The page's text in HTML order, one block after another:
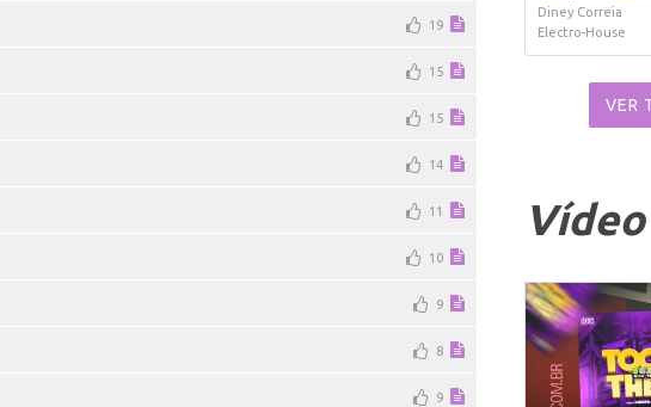
19
15
15
14
11
10
9
8
9
Diney Correia
Electro-House
VER
Vídeo